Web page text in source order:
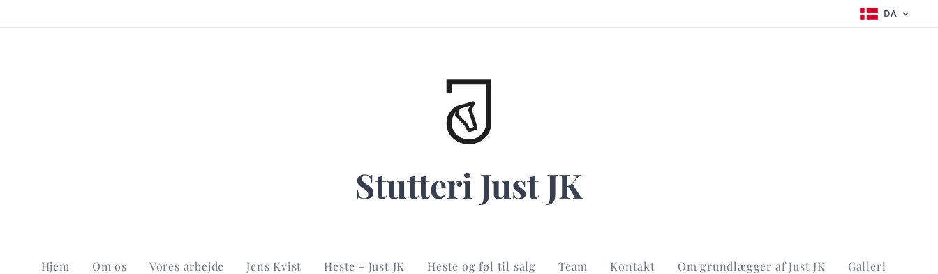
DA
Stutteri Just JK
Hjem Om os Vores arbejde Jens Kvist Heste - Just JK Heste og føl til salg Team Kontakt Om grundlægger af Just JK Galleri